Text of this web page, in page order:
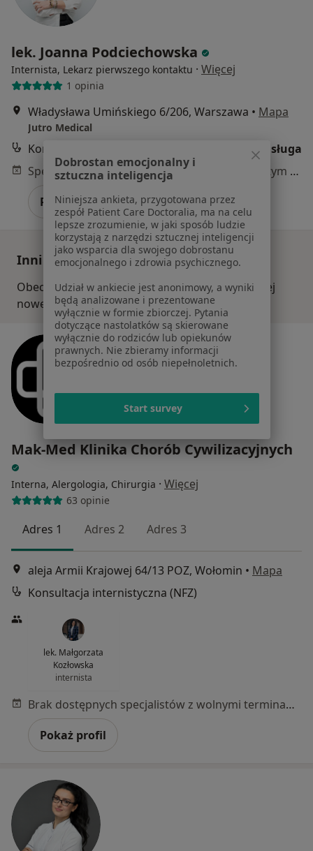
lek. Joanna Podciechowska
Internista, Lekarz pierwszego kontaktu · Więcej
1 opinia
Władysława Umińskiego 6/206, Warszawa • Mapa
Jutro Medical
Konsultacja internistyczna (NFZ)
Darmowa usługa
Specjalista nie oferuje umawiania online pod tym adresem.
Poproś o wizytę
Inni specjaliści w Twojej okolicy
Obecnie nie ma wolnych miejsc. Sprawdź później
nowe oferty.
Mak-Med Klinika Chorób Cywilizacyjnych
Interna, Alergologia, Chirurgia · Więcej
63 opinie
Adres 1 Adres 2 Adres 3
aleja Armii Krajowej 64/13 POZ, Wołomin • Mapa
Konsultacja internistyczna (NFZ)
lek. Małgorzata
Kozłowska
internista
Brak dostępnych specjalistów z wolnymi terminami w tym centrum medycznym.
Pokaż profil
Dobrostan emocjonalny i
sztuczna inteligencja
Niniejsza ankieta, przygotowana przez
zespół Patient Care Doctoralia, ma na celu
lepsze zrozumienie, w jaki sposób ludzie
korzystają z narzędzi sztucznej inteligencji
jako wsparcia dla swojego dobrostanu
emocjonalnego i zdrowia psychicznego.
Udział w ankiecie jest anonimowy, a wyniki
będą analizowane i prezentowane
wyłącznie w formie zbiorczej. Pytania
dotyczące nastolatków są skierowane
wyłącznie do rodziców lub opiekunów
prawnych. Nie zbieramy informacji
bezpośrednio od osób niepełnoletnich.
Start survey